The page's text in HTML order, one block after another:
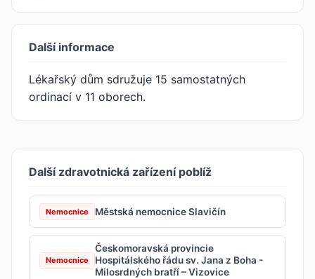
Další informace
Lékařský dům sdružuje 15 samostatných
ordinací v 11 oborech.
Další zdravotnická zařízení poblíž
Nemocnice Městská nemocnice Slavičín
Nemocnice
Českomoravská provincie
Hospitálského řádu sv. Jana z Boha -
Milosrdných bratří – Vizovice